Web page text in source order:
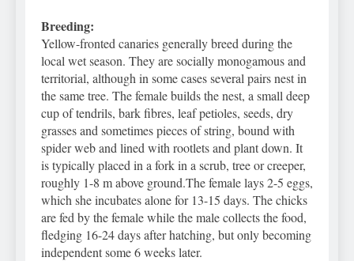
Breeding:
Yellow-fronted canaries generally breed during the
local wet season. They are socially monogamous and
territorial, although in some cases several pairs nest in
the same tree. The female builds the nest, a small deep
cup of tendrils, bark fibres, leaf petioles, seeds, dry
grasses and sometimes pieces of string, bound with
spider web and lined with rootlets and plant down. It
is typically placed in a fork in a scrub, tree or creeper,
roughly 1-8 m above ground.The female lays 2-5 eggs,
which she incubates alone for 13-15 days. The chicks
are fed by the female while the male collects the food,
fledging 16-24 days after hatching, but only becoming
independent some 6 weeks later.